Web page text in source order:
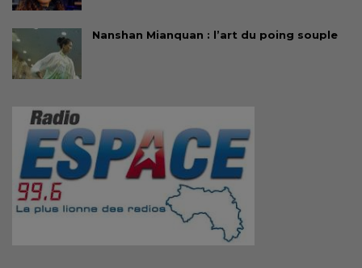
Nanshan Mianquan : l’art du poing souple